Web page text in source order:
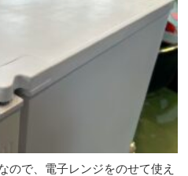
で、電子レンジをのせて使え